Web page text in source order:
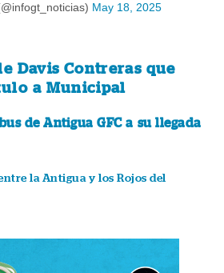
May 18, 2025
Davis Contreras que
a Municipal
de Antigua GFC a su llegada
la Antigua y los Rojos del